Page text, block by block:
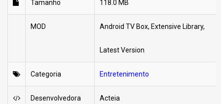
Tamanho 118.0 MB
MOD Android TV Box, Extensive Library,
Latest Version
Categoria Entretenimento
Desenvolvedora Acteia